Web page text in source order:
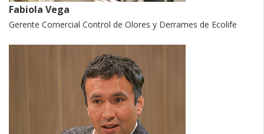
Fabiola Vega
Gerente Comercial Control de Olores y Derrames de Ecolife